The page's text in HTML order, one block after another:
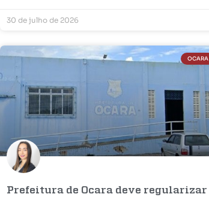
30 de julho de 2026
OCARA
Prefeitura de Ocara deve regularizar